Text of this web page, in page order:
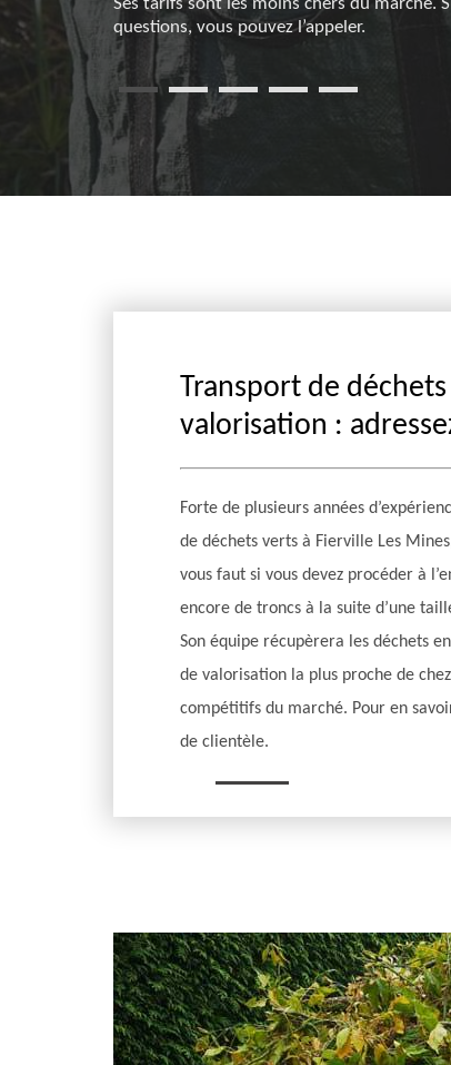
domaine,
Ses tarifs sont les moins chers du marché.
questions, vous pouvez l’appeler.
Transport de
valorisation :
Forte de plusieurs années
de déchets verts à Fierville Les
vous faut si vous devez procéder à
encore de troncs à la suite d’une
Son équipe récupèrera les déchets
de valorisation la plus proche de
compétitifs du marché. Pour en
de clientèle.